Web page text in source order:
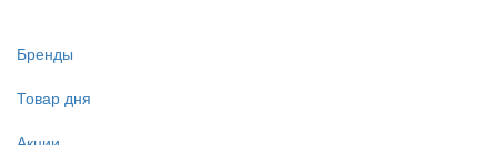
Бренды
Товар дня